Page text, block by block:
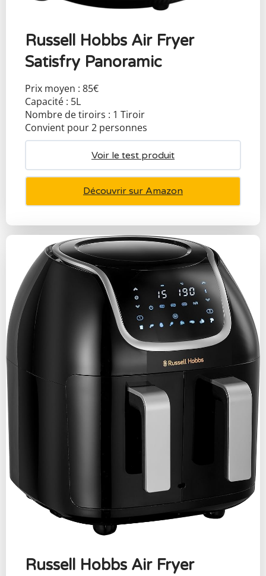
Russell Hobbs Air Fryer
Satisfry Panoramic
Prix moyen : 85€
Capacité : 5L
Nombre de tiroirs : 1 Tiroir
Convient pour 2 personnes
Voir le test produit
Découvrir sur Amazon
Russell Hobbs Air Fryer